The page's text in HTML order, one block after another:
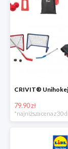
79.90 zł